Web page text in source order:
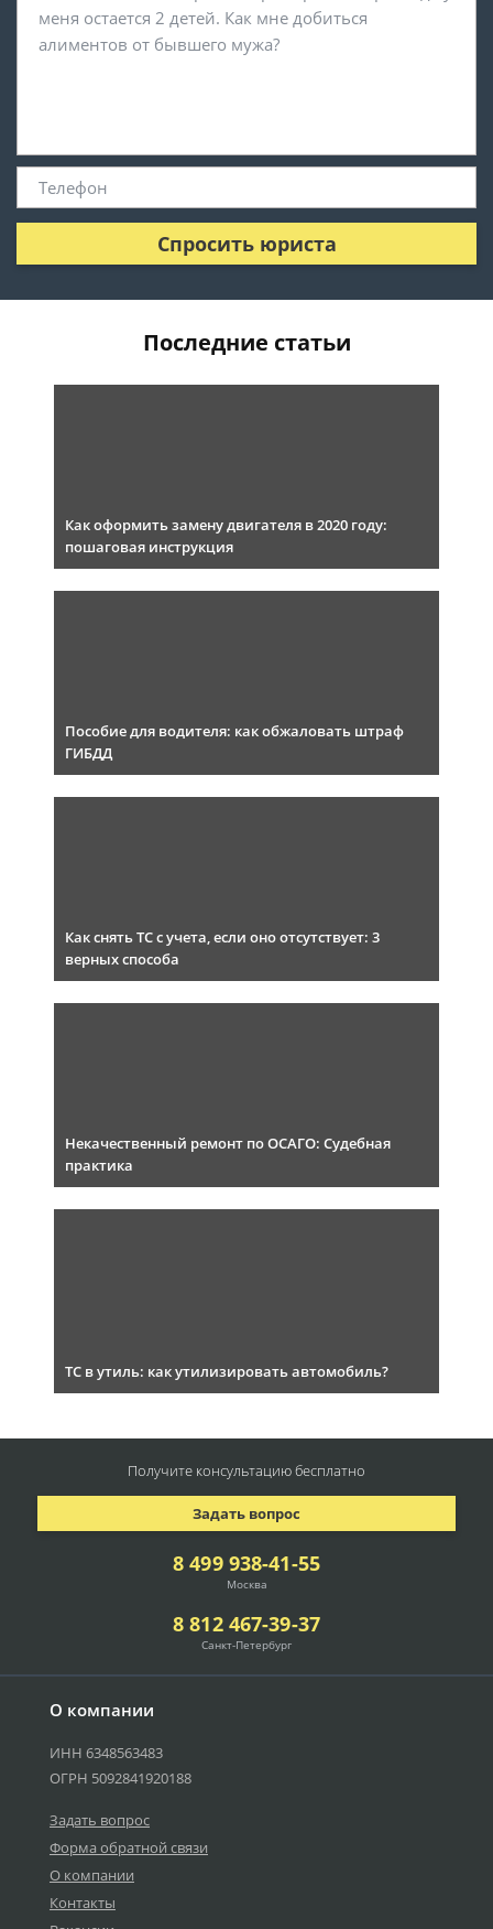
Спросить юриста
Последние статьи
Как оформить замену двигателя в 2020 году:
пошаговая инструкция
Пособие для водителя: как обжаловать штраф
ГИБДД
Как снять ТС с учета, если оно отсутствует: 3
верных способа
Некачественный ремонт по ОСАГО: Судебная
практика
ТС в утиль: как утилизировать автомобиль?
О компании
ИНН 6348563483
ОГРН 5092841920188
Задать вопрос
Форма обратной связи
О компании
Контакты
8 499 938-41-55
Москва
8 812 467-39-37
Санкт-Петербург
Задать вопрос
Получите консультациюбесплатно